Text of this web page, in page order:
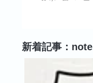
新着記事：